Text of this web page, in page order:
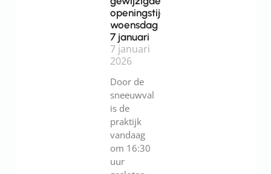
openingstijden
woensdag
7 januari
7 januari
2026
Door de
sneeuwval
is de
praktijk
vandaag
om 16:30
uur